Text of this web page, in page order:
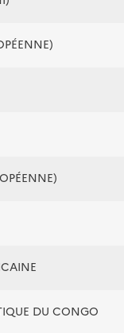
DU CONGO